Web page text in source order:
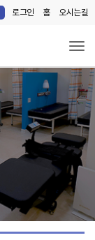
로그인 홈 오시는길